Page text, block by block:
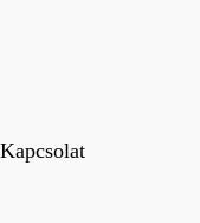
Kapcsolat